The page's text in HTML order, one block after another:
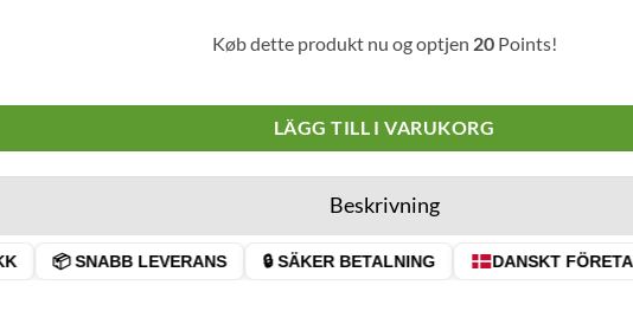
Køb dette produkt nu og optjen 20Points!
LÄGG TILL I VARUKORG
Beskrivning
📦 SNABB LEVERANS 🔒 SÄKER BETALNING DANSKT FÖRETAG